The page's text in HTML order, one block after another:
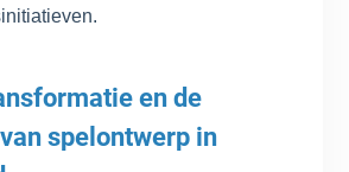
en de
spelontwerp in